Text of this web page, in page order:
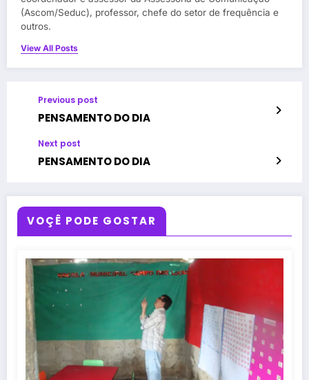
(Ascom/Seduc), professor, chefe do setor de frequência e
outros.
View All Posts
Previous post
PENSAMENTO DO DIA
Next post
PENSAMENTO DO DIA
VOÇÊ PODE GOSTAR